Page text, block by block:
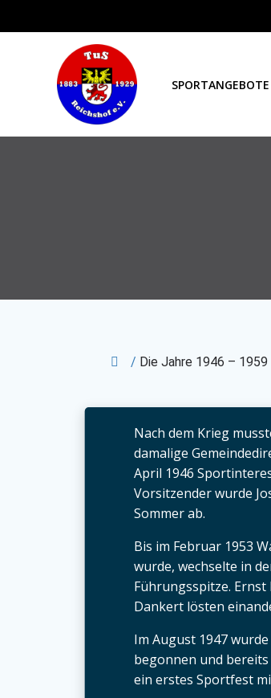
Inhalt
SPORTANGEBOTE
/ Die Jahre 1946 – 1959
Nach dem Krieg
damalige
April 1946
Vorsitzender wurde
Sommer ab.
Bis im Februar 1953
wurde, wechselte in
Führungsspitze.
Dankert lösten
Im August 1947
begonnen und
ein erstes Sportfest